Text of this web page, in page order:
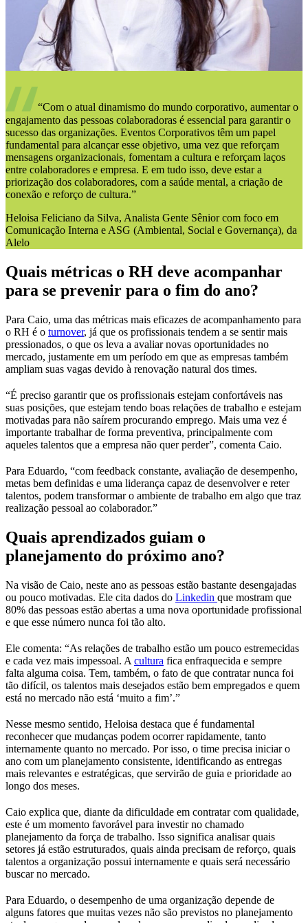
“Com o atual dinamismo do mundo corporativo, aumentar o
engajamento das pessoas colaboradoras é essencial para garantir o
sucesso das organizações. Eventos Corporativos têm um papel
fundamental para alcançar esse objetivo, uma vez que reforçam
mensagens organizacionais, fomentam a cultura e reforçam laços
entre colaboradores e empresa. E em tudo isso, deve estar a
priorização dos colaboradores, com a saúde mental, a criação de
conexão e reforço de cultura.”
Heloisa Feliciano da Silva, Analista Gente Sênior com foco em
Comunicação Interna e ASG (Ambiental, Social e Governança), da
Alelo
Quais métricas o RH deve acompanhar
para se prevenir para o fim do ano?
Para Caio, uma das métricas mais eficazes de acompanhamento para
o RH é o turnover, já que os profissionais tendem a se sentir mais
pressionados, o que os leva a avaliar novas oportunidades no
mercado, justamente em um período em que as empresas também
ampliam suas vagas devido à renovação natural dos times.
“É preciso garantir que os profissionais estejam confortáveis nas
suas posições, que estejam tendo boas relações de trabalho e estejam
motivadas para não saírem procurando emprego. Mais uma vez é
importante trabalhar de forma preventiva, principalmente com
aqueles talentos que a empresa não quer perder”, comenta Caio.
Para Eduardo, “com feedback constante, avaliação de desempenho,
metas bem definidas e uma liderança capaz de desenvolver e reter
talentos, podem transformar o ambiente de trabalho em algo que traz
realização pessoal ao colaborador.”
Quais aprendizados guiam o
planejamento do próximo ano?
Na visão de Caio, neste ano as pessoas estão bastante desengajadas
ou pouco motivadas. Ele cita dados do Linkedin que mostram que
80% das pessoas estão abertas a uma nova oportunidade profissional
e que esse número nunca foi tão alto.
Ele comenta: “As relações de trabalho estão um pouco estremecidas
e cada vez mais impessoal. A cultura fica enfraquecida e sempre
falta alguma coisa. Tem, também, o fato de que contratar nunca foi
tão difícil, os talentos mais desejados estão bem empregados e quem
está no mercado não está ‘muito a fim’.”
Nesse mesmo sentido, Heloisa destaca que é fundamental
reconhecer que mudanças podem ocorrer rapidamente, tanto
internamente quanto no mercado. Por isso, o time precisa iniciar o
ano com um planejamento consistente, identificando as entregas
mais relevantes e estratégicas, que servirão de guia e prioridade ao
longo dos meses.
Caio explica que, diante da dificuldade em contratar com qualidade,
este é um momento favorável para investir no chamado
planejamento da força de trabalho. Isso significa analisar quais
setores já estão estruturados, quais ainda precisam de reforço, quais
talentos a organização possui internamente e quais será necessário
buscar no mercado.
Para Eduardo, o desempenho de uma organização depende de
alguns fatores que muitas vezes não são previstos no planejamento